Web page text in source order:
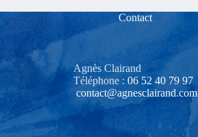
Contact
Agnès Clairand
Téléphone : 06 52 40 79 97‬
contact@agnesclairand.com